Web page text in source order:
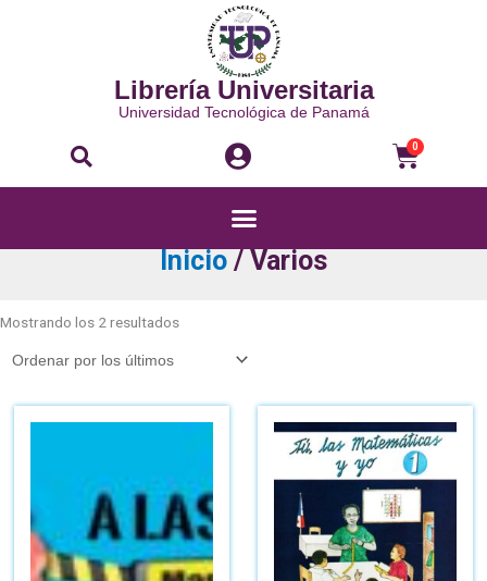
Librería Universitaria
Universidad Tecnológica de Panamá
Buscar 0
Menú
Inicio / Varios
Mostrando los 2 resultadospor